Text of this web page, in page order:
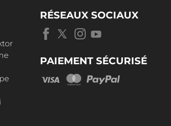
RÉSEAUX SOCIAUX
PAIEMENT SÉCURISÉ